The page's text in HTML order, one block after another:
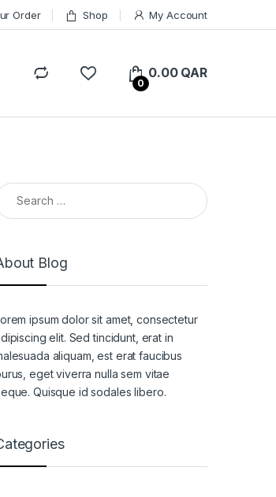
Order Shop My Account
0
0.00 QAR
for:
Blog
ipsum dolor sit amet, consectetur
elit. Sed tincidunt, erat in
aliquam, est erat faucibus
eget viverra nulla sem vitae
Quisque id sodales libero.